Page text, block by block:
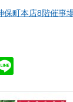
保町本店8階催事